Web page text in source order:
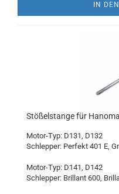
IN
Stößelstange für
Motor-Typ: D131, D132
Schlepper: Perfekt 401 E,
Motor-Typ: D141, D142
Schlepper: Brillant 600,